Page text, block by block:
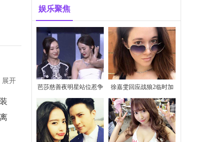
展开
娱乐聚焦
芭莎慈善夜明星站位惹争
议
徐嘉雯回应战狼2临时加
价